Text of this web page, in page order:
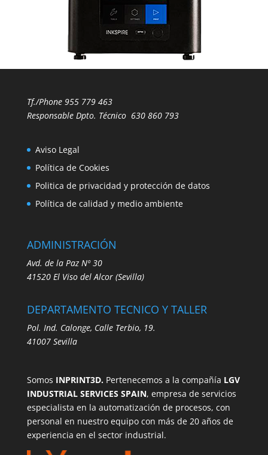
Tf./Phone 955 779 463
Responsable Dpto. Técnico 630 860 793
Aviso Legal
Política de Cookies
Politica de privacidad y protección de datos
Política de calidad y medio ambiente
ADMINISTRACIÓN
Avd. de la Paz Nº 30
41520 El Viso del Alcor (Sevilla)
DEPARTAMENTO TECNICO Y TALLER
Pol. Ind. Calonge, Calle Terbio, 19.
41007 Sevilla
Somos INPRINT3D.Pertenecemos a la compañía LGV
INDUSTRIAL SERVICES SPAIN, empresa de servicios
especialista en la automatización de procesos, con
personal en nuestro equipo con más de 20 años de
experiencia en el sector industrial.